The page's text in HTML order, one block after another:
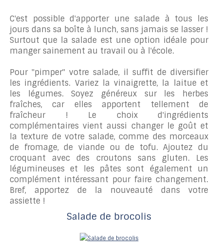
C'est possible d'apporter une salade à tous les
jours dans sa boîte à lunch, sans jamais se lasser !
Surtout que la salade est une option idéale pour
manger sainement au travail ou à l'école.
Pour "pimper" votre salade, il suffit de diversifier
les ingrédients. Variez la vinaigrette, la laitue et
les légumes. Soyez généreux sur les herbes
fraîches, car elles apportent tellement de
fraîcheur ! Le choix d'ingrédients
complémentaires vient aussi changer le goût et
la texture de votre salade, comme des morceaux
de fromage, de viande ou de tofu. Ajoutez du
croquant avec des croutons sans gluten. Les
légumineuses et les pâtes sont également un
complément intéressant pour faire changement.
Bref, apportez de la nouveauté dans votre
assiette !
Salade de brocolis